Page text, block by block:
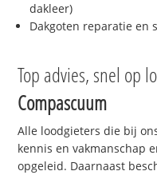
dakleer)
Dakgoten reparatie en
Top advies, snel op
Compascuum
Alle loodgieters die bij
kennis en vakmanschap
opgeleid. Daarnaast